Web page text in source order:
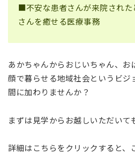
■不安な患者さんが来院された
さんを癒せる医療事務
あかちゃんからおじいちゃん、お
顔で暮らせる地域社会というビジ
間に加わりませんか？
まずは見学からお越しいただいて
詳細はこちらをクリックすると、